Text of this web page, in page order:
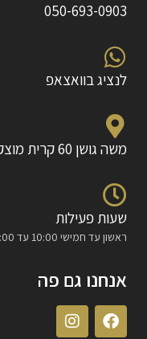
050-693-0903
לנציג בוואצאפ
משה גושן 60 קרית מוצקין
שעות פעילות
ראשון עד חמישי 10:00 עד 18:00
אנחנו גם פה